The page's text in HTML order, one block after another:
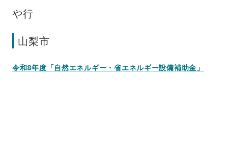
や行
山梨市
令和8年度「自然エネルギー・省エネルギー設備補助金」